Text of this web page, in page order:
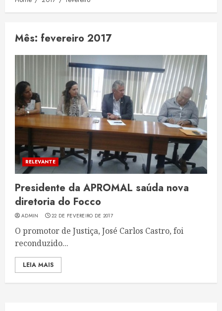
Mês: fevereiro 2017
RELEVANTE
Presidente da APROMAL saúda nova
diretoria do Focco
ADMIN 22 DE FEVEREIRO DE 2017
O promotor de Justiça, José Carlos Castro, foi
reconduzido...
LEIA MAIS